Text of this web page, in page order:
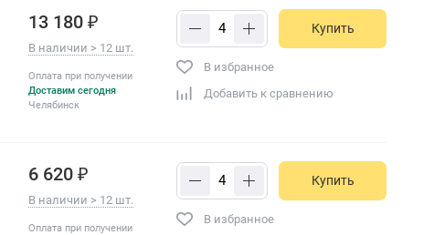
13 180 ₽
В наличии > 12 шт.
Оплата при получении
Доставим сегодня
Челябинск
Купить
В избранное
Добавить к сравнению
6 620 ₽
В наличии > 12 шт.
Оплата при получении
Купить
В избранное